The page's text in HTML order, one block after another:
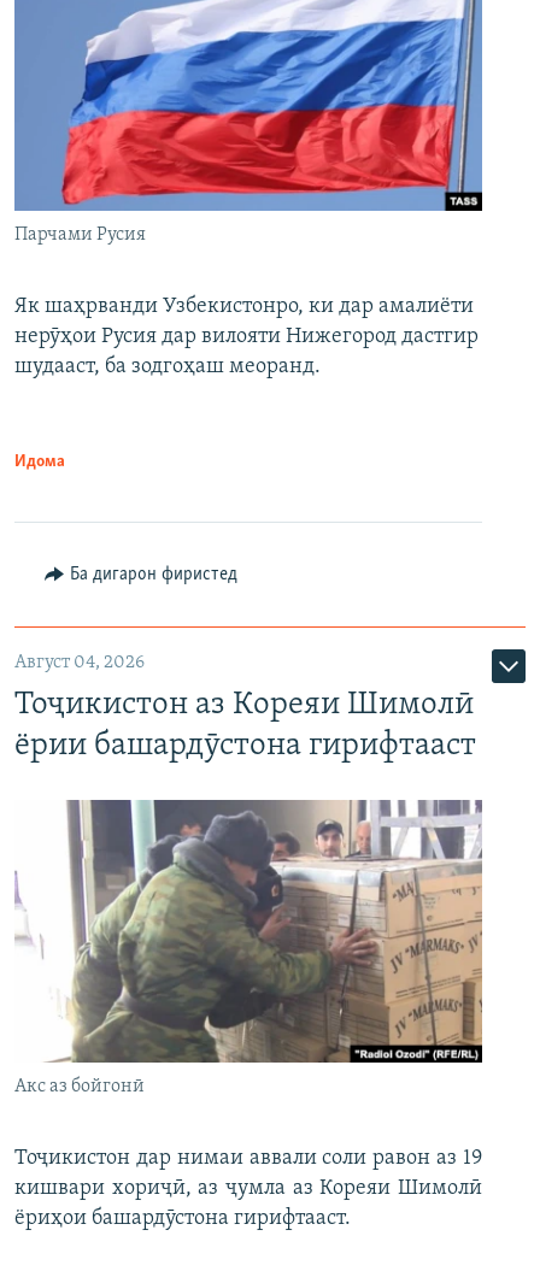
Парчами Русия
Як шаҳрванди Узбекистонро, ки дар амалиёти
нерӯҳои Русия дар вилояти Нижегород дастгир
шудааст, ба зодгоҳаш меоранд.
Идома
Ба дигарон фиристед
Август 04, 2026
Тоҷикистон аз Кореяи Шимолӣ
ёрии башардӯстона гирифтааст
Акс аз бойгонӣ
Тоҷикистон дар нимаи аввали соли равон аз 19
кишвари хориҷӣ, аз ҷумла аз Кореяи Шимолӣ
ёриҳои башардӯстона гирифтааст.